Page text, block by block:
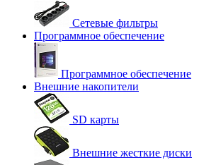
Сетевые фильтры
Программное обеспечение
Программное обеспечение
Внешние накопители
SD карты
Внешние жесткие диски